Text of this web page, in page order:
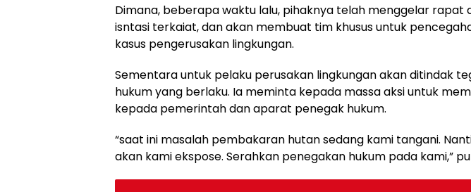
Dimana, beberapa waktu lalu, pihaknya telah menggelar rapat
isntasi terkaiat, dan akan membuat tim khusus untuk
kasus pengerusakan lingkungan.
Sementara untuk pelaku perusakan lingkungan akan ditindak
hukum yang berlaku. Ia meminta kepada massa aksi untuk
kepada pemerintah dan aparat penegak hukum.
“saat ini masalah pembakaran hutan sedang kami tangani.
akan kami ekspose. Serahkan penegakan hukum pada kami,”